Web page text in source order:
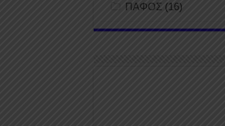
ΠΑΦΟΣ (16)